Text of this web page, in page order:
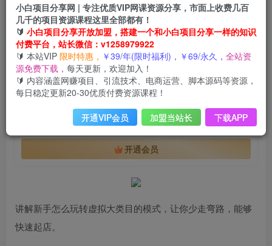
0 681 74
此内容为会员免费，请付费后查看
会员专属资源
您暂无购买权限，请先开通会员
开通会员
会员免费 已售 62
讲解新手怎么玩转虚拟大类目的模式，让你少走弯路，能够
快速起店。
小白项目分享网 | 专注优质VIP网课资源分享，市面上收费几百
几千的项目资源课程这里全部都有！
🔰 小白项目分享开放加盟，搭建一个和小白项目分享一样的知识
付费平台，站长微信：v1258979922
🔰 本站VIP 限时特惠， ￥39/年(限时福利)，￥69/永久， 全站资
源免费下载， 每天更新，欢迎加入！
🔰 内容涵盖网赚项目、引流技术、电商运营、脚本源码等资源，
每日稳定更新20-30优质付费资源课程！
开通VIP会员 加盟当站长 下载APP